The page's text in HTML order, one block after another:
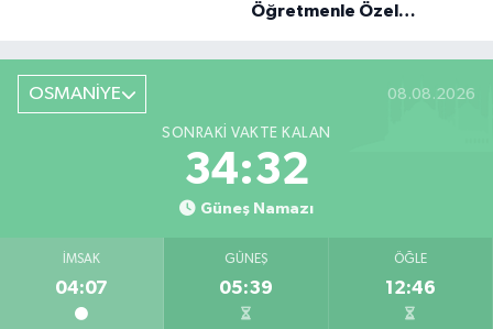
Öğretmenle Özel
OSMANİYE 08.08.2026
SONRAKI VAKTE KALAN
34:31
Güneş Namazı
İMSAK
04:07
GÜNEŞ
05:39
ÖĞLE
12:46